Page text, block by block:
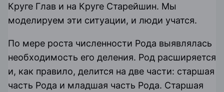
Круге Глав и на Круге Старейшин. Мы
моделируем эти ситуации, и люди учатся.
По мере роста численности Рода выявлялась
необходимость его деления. Род расширяется
и, как правило, делится на две части: старшая
часть Рода и младшая часть Рода. Старшая